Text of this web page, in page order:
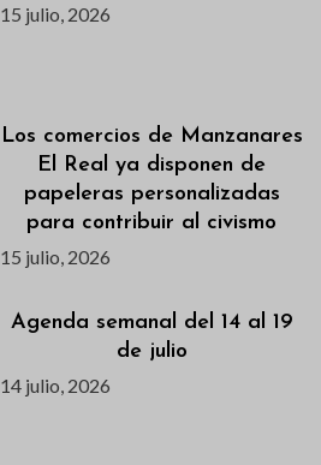
15 julio, 2026
Los comercios de Manzanares
El Real ya disponen de
papeleras personalizadas
para contribuir al civismo
15 julio, 2026
Agenda semanal del 14 al 19
de julio
14 julio, 2026